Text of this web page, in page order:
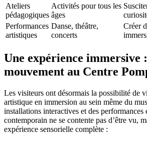
Ateliers
pédagogiques
Activités pour tous les
âges
Performances
artistiques
Danse, théâtre,
concerts
Créer
Une expérience immersive
mouvement au Centre
Les visiteurs ont désormais la possibilité de
artistique en immersion au sein même du
installations interactives et des performances
contemporain ne se contente pas d’être vu,
expérience sensorielle complète :